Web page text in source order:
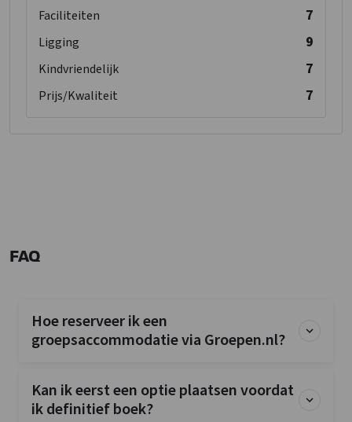
Faciliteiten 7
Ligging 9
Kindvriendelijk 7
Prijs/Kwaliteit 7
FAQ
Hoe reserveer ik een
groepsaccommodatie via Groepen.nl?
Kan ik eerst een optie plaatsen voordat
ik definitief boek?